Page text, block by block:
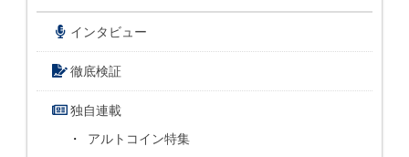
インタビュー
徹底検証
独自連載
アルトコイン特集